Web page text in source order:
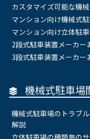
カスタマイズ可能な機
マンション向け機械式
マンション向け立体駐
2段式駐車装置メーカー
3段式駐車装置メーカー
機械式駐車場
機械式駐車場のトラブ
解説